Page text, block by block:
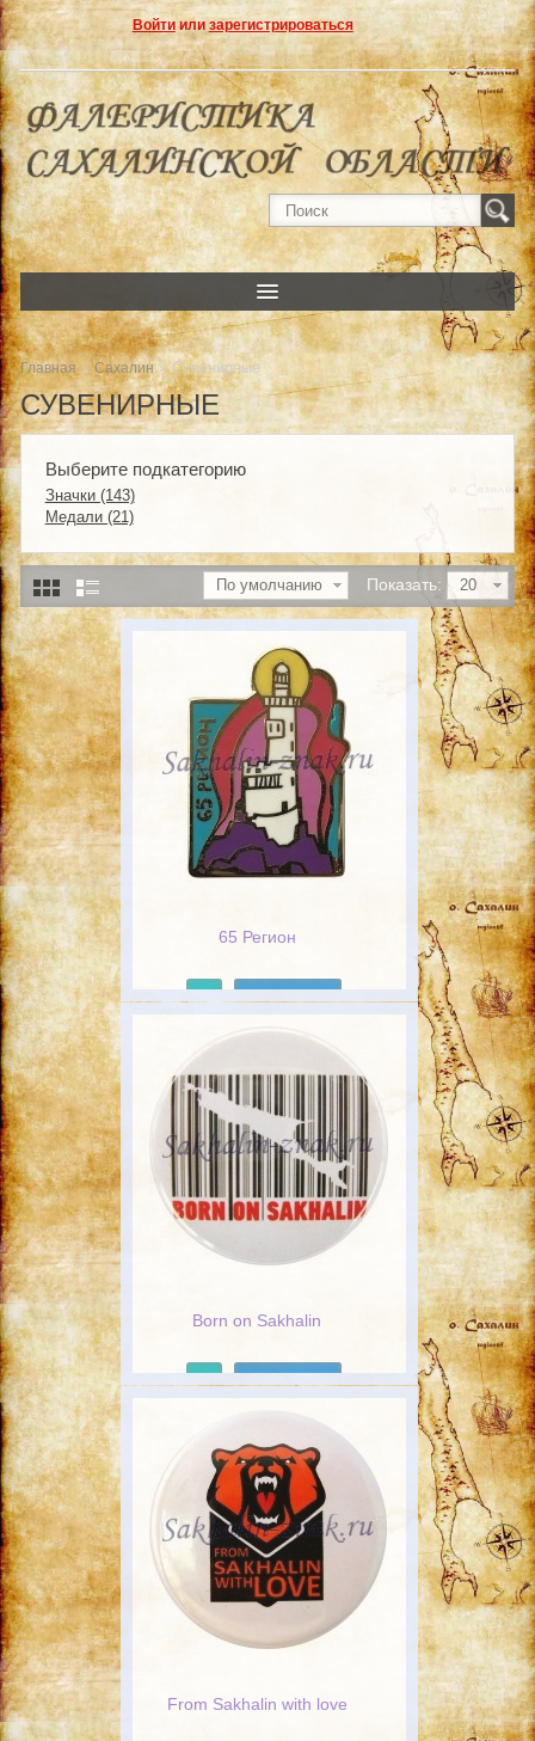
Войтиили зарегистрироваться
Главная » Сахалин» Сувенирные
СУВЕНИРНЫЕ
Выберите подкатегорию
Значки (143)
Медали (21)
Показать: 20
По умолчанию
65 Регион
Born on Sakhalin
From Sakhalin with love